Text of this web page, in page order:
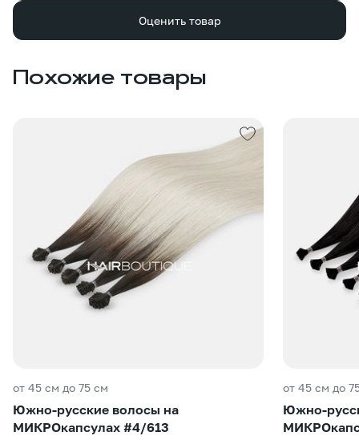
Оценить товар
Похожие товары
от 45 см до 75 см
Южно-русские волосы на
МИКРОкапсулах #4/613
от 45 см до
Южно-